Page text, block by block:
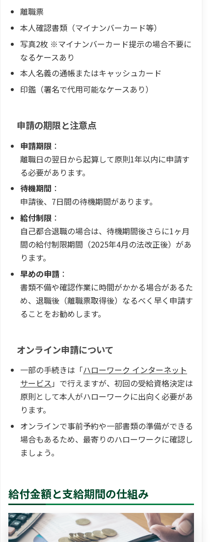
離職票
本人確認書類（マイナンバーカード等）
写真2枚 ※マイナンバーカード提示の場合不要に
なるケースあり
本人名義の通帳またはキャッシュカード
印鑑（署名で代用可能なケースあり）
申請の期限と注意点
申請期限 ：
離職日の翌日から起算して原則1年以内に申請す
る必要があります。
待機期間 ：
申請後、7日間の待機期間があります。
給付制限 ：
自己都合退職の場合は、待機期間後さらに1ヶ月
間の給付制限期間（2025年4月の法改正後）があ
ります。
早めの申請 ：
書類不備や確認作業に時間がかかる場合があるた
め、退職後（離職票取得後）なるべく早く申請す
ることをお勧めします。
オンライン申請について
一部の手続きは「ハローワーク インターネット
サービス 」で行えますが、初回の受給資格決定は
原則として本人がハローワークに出向く必要があ
ります。
オンラインで事前予約や一部書類の準備ができる
場合もあるため、最寄りのハローワークに確認し
ましょう。
給付金額と支給期間の仕組み